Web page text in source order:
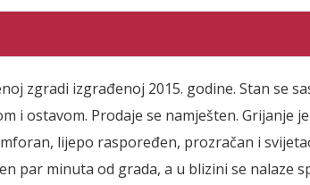
zgradi izgrađenoj 2015. godine. Stan se
i ostavom. Prodaje se namješten. Grijanje
lijepo raspoređen, prozračan i
par minuta od grada, a u blizini se nalaze